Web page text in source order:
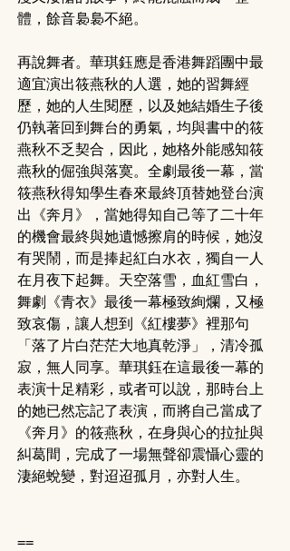
體，餘音裊裊不絕。
再說舞者。華琪鈺應是香港舞蹈團中最
適宜演出筱燕秋的人選，她的習舞經
歷，她的人生閱歷，以及她結婚生子後
仍執著回到舞台的勇氣，均與書中的筱
燕秋不乏契合，因此，她格外能感知筱
燕秋的倔強與落寞。全劇最後一幕，當
筱燕秋得知學生春來最終頂替她登台演
出《奔月》，當她得知自己等了二十年
的機會最終與她遺憾擦肩的時候，她沒
有哭鬧，而是捧起紅白水衣，獨自一人
在月夜下起舞。天空落雪，血紅雪白，
舞劇《青衣》最後一幕極致絢爛，又極
致哀傷，讓人想到《紅樓夢》裡那句
「落了片白茫茫大地真乾淨」，清冷孤
寂，無人同享。華琪鈺在這最後一幕的
表演十足精彩，或者可以說，那時台上
的她已然忘記了表演，而將自己當成了
《奔月》的筱燕秋，在身與心的拉扯與
糾葛間，完成了一場無聲卻震懾心靈的
淒絕蛻變，對迢迢孤月，亦對人生。
==